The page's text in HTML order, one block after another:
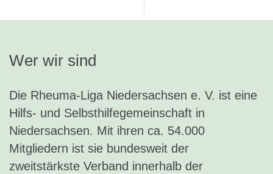
Wer wir sind
Die Rheuma-Liga Niedersachsen e. V. ist eine
Hilfs- und Selbsthilfegemeinschaft in
Niedersachsen. Mit ihren ca. 54.000
Mitgliedern ist sie bundesweit der
zweitstärkste Verband innerhalb der